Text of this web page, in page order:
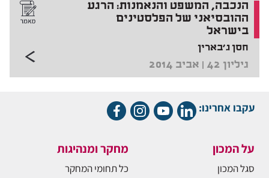
הנכבה, המשפט והנאמנות: הרגע
ההובסיאני של הפלסטינים
בישראל
חסן ג'בארין
גיליון 42 | אביב 2014
עקבו אחרינו:
על המכון
סגל המכון
מחקר ומנהיגות
כל תחומי המחקר